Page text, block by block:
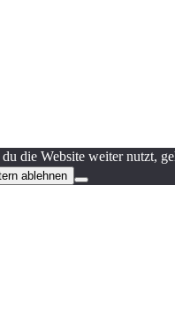
die Website weiter nutzt,
ablehnen